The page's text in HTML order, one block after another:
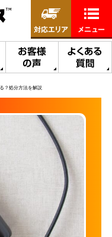
お客様
の声
よくある
質問
対応エリア メニュー
？処分方法を解説